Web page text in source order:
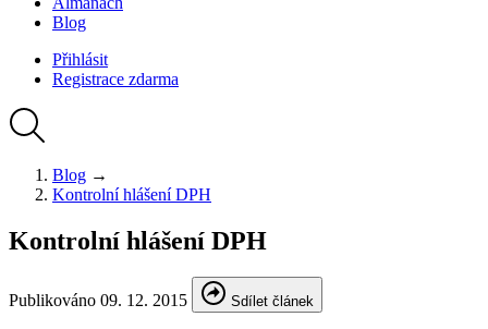
Blog
Přihlásit
Registrace zdarma
Blog →
Kontrolní hlášení DPH
Kontrolní hlášení DPH
Publikováno 09. 12. 2015 Sdílet článek